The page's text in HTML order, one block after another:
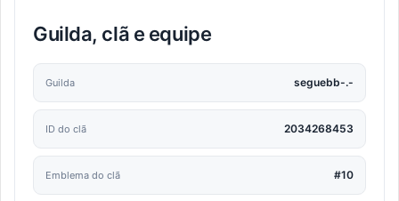
Guilda, clã e equipe
Guilda seguebb-.-
ID do clã 2034268453
Emblema do clã #10